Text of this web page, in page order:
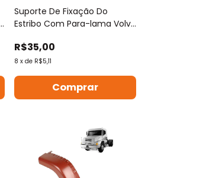
Suporte De Fixação Do
Estribo Com Para-lama Volv
R$35,00
8 x de R$5,11
Comprar